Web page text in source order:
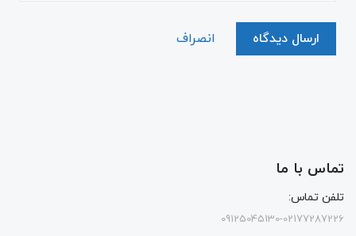
ارسال دیدگاه انصراف
تماس با ما
تلفن تماس:
09125045130-02177287226